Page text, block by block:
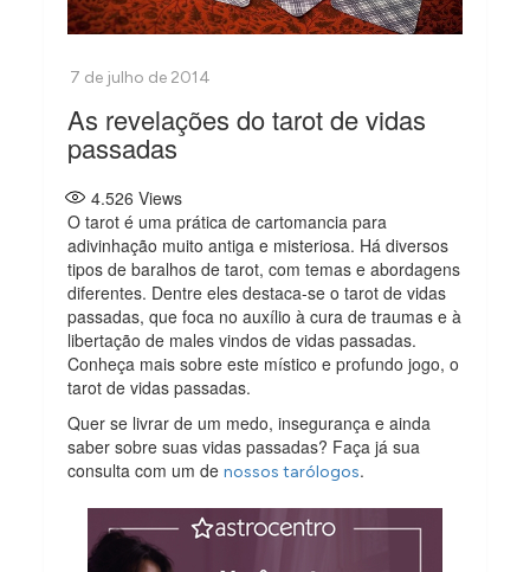
As revelações do tarot de vidas
passadas
4.526 Views
O tarot é uma prática de cartomancia para
adivinhação muito antiga e misteriosa. Há diversos
tipos de baralhos de tarot, com temas e abordagens
diferentes. Dentre eles destaca-se o tarot de vidas
passadas, que foca no auxílio à cura de traumas e à
libertação de males vindos de vidas passadas.
Conheça mais sobre este místico e profundo jogo, o
tarot de vidas passadas.
Quer se livrar de um medo, insegurança e ainda
saber sobre suas vidas passadas? Faça já sua
consulta com um denossos tarólogos.